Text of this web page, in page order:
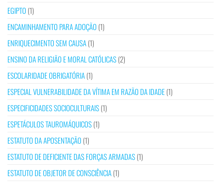
EGIPTO (1)
ENCAMINHAMENTO PARA ADOÇÃO (1)
ENRIQUECIMENTO SEM CAUSA(1)
ENSINO DA RELIGIÃO E MORAL CATÓLICAS(2)
ESCOLARIDADE OBRIGATÓRIA(1)
ESPECIAL VULNERABILIDADE DA VÍTIMA EM RAZÃO DA IDADE(1)
ESPECIFICIDADES SOCIOCULTURAIS(1)
ESPETÁCULOS TAUROMÁQUICOS(1)
ESTATUTO DA APOSENTAÇÃO (1)
ESTATUTO DE DEFICIENTE DAS FORÇAS ARMADAS(1)
ESTATUTO DE OBJETOR DE CONSCIÊNCIA(1)